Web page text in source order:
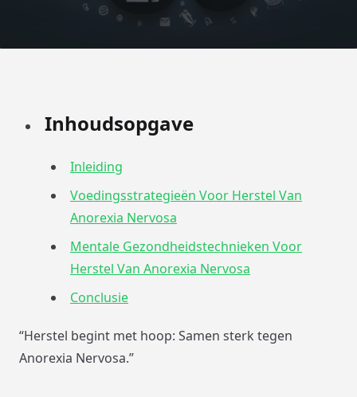
Inhoudsopgave
Inleiding
Voedingsstrategieën Voor Herstel Van
Anorexia Nervosa
Mentale Gezondheidstechnieken Voor
Herstel Van Anorexia Nervosa
Conclusie
“Herstel begint met hoop: Samen sterk tegen
Anorexia Nervosa.”